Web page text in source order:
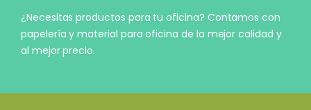
¿Necesitas productos para tu oficina? Contamos con
papelería y material para oficina de la mejor calidad y
al mejor precio.